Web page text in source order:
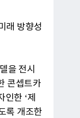
래 방향성
을 전시
콘셉트카
한 ‘제
록 개조한